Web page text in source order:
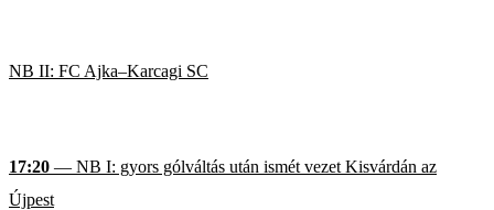
NB II: FC Ajka–Karcagi SC
17:20 — NB I: gyors gólváltás után ismét vezet Kisvárdán az
Újpest